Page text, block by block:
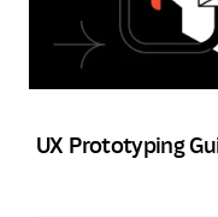
UX Prototyping